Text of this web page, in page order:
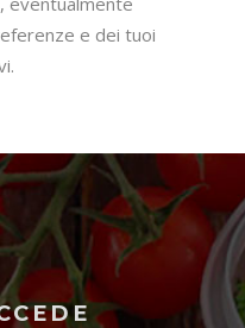
e dei tuoi